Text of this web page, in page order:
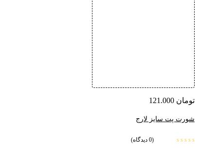
تومان121.000
شورت پت سایز لارج